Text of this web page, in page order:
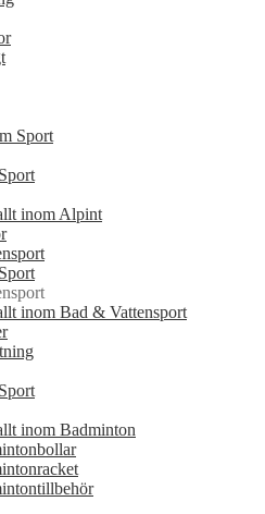
Sport
inom Alpint
inom Bad & Vattensport
inom Badminton